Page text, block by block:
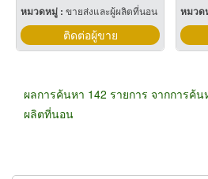
หมวดหมู่ : ขายส่งและผู้ผลิตที่นอน
ติดต่อผู้ขาย
หมว
ผลการค้นหา 142 รายการ จากการค้
ผลิตที่นอน